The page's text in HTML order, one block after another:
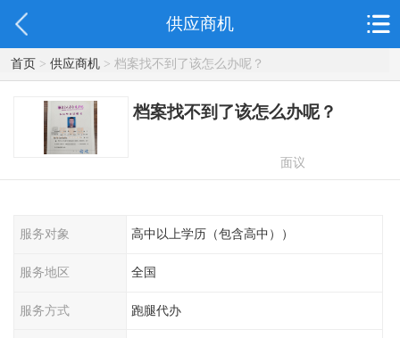
供应商机
首页> 供应商机> 档案找不到了该怎么办呢？
档案找不到了该怎么办呢？
面议
服务对象 高中以上学历（包含高中））
服务地区 全国
服务方式 跑腿代办